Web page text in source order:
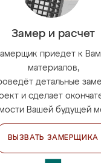
Замер и расчет
приедет к Вам
материалов,
детальные
и сделает
Вашей будущей
ВЫЗВАТЬ ЗАМЕРЩИКА